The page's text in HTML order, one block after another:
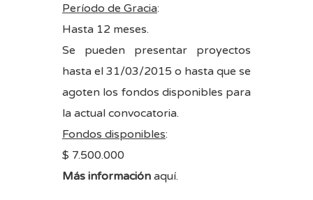
Período de Gracia:
Hasta 12 meses.
Se pueden presentar proyectos
hasta el 31/03/2015 o hasta que se
agoten los fondos disponibles para
la actual convocatoria.
Fondos disponibles:
$ 7.500.000
Más información aquí.